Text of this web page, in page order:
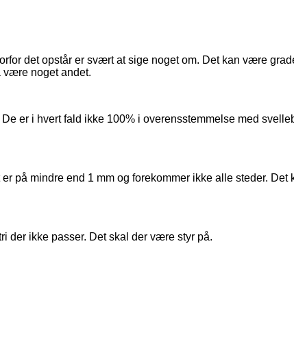
det opstår er svært at sige noget om. Det kan være
være noget andet.
er i hvert fald ikke 100% i overensstemmelse med
på mindre end 1 mm og forekommer ikke alle steder. Det
der ikke passer. Det skal der være styr på.